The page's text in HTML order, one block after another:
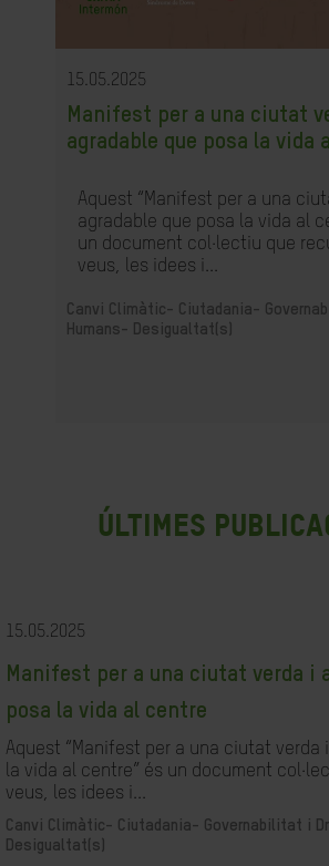
15.05.2025
Manifest per a una ciutat
agradable que posa la vida
Aquest “Manifest per a una
agradable que posa la vida al
un document col·lectiu que
veus, les idees i...
Canvi Climàtic-
Ciutadania-
Humans-
Desigualtat(s)
últimes
15.05.2025
Manifest per a una ciutat verda i
posa la vida al centre
Aquest “Manifest per a una ciutat verda
la vida al centre” és un document
veus, les idees i...
Canvi Climàtic-
Ciutadania- Governabilitat i
Desigualtat(s)